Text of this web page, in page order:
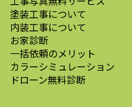
塗装工事について
内装工事について
お家診断
一括依頼のメリット
カラーシミュレーション
ドローン無料診断